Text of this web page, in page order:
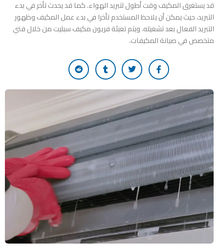
قد يستغرق المكيف وقت أطول لتبريد الهواء. كما قد يحدث تأخر في بدء
التبريد، حيث يمكن أن يلاحظ المستخدم تأخرا في بدء عمل المكيف وظهور
التبريد الفعال بعد تشغيله، ويتم تعبئة فريون مكيف سبليت من خلال فني
متخصص في صيانة المكيفات.